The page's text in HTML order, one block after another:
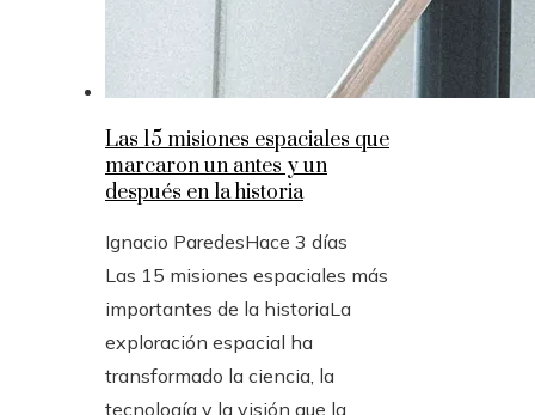
Las 15 misiones espaciales que
marcaron un antes y un
después en la historia
Ignacio ParedesHace 3 días
Las 15 misiones espaciales más
importantes de la historiaLa
exploración espacial ha
transformado la ciencia, la
tecnología y la visión que la